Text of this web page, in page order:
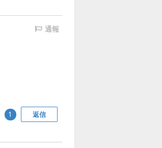
通報
返信
1